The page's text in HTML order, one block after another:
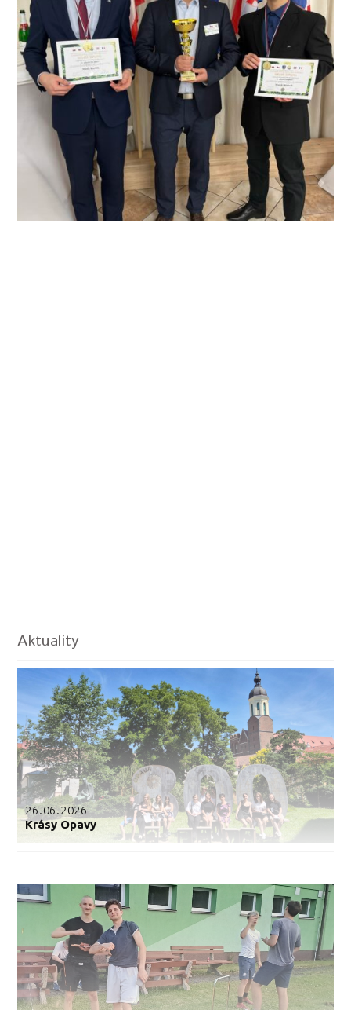
Aktuality
26.06.2026
Krásy Opavy